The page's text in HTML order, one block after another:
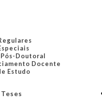
Doutoral
Docente
Estudo